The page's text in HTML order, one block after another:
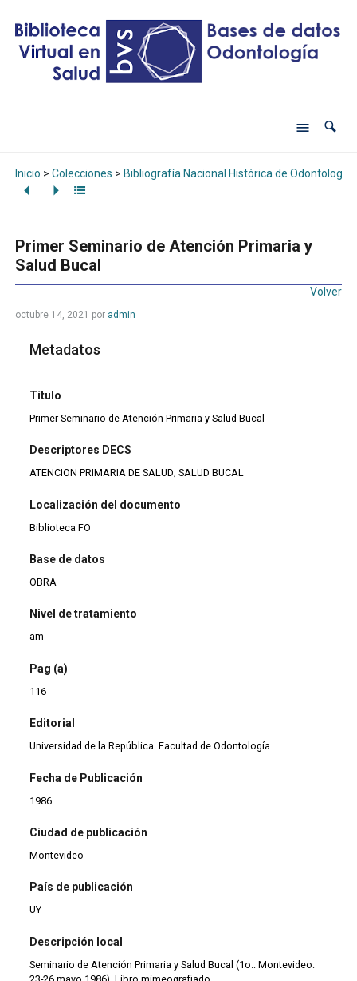
Inicio > Colecciones > Bibliografía Nacional Histórica de Odontología
Primer Seminario de Atención Primaria y
Salud Bucal
Volver
octubre 14, 2021 por admin
Metadatos
Título
Primer Seminario de Atención Primaria y Salud Bucal
Descriptores DECS
ATENCION PRIMARIA DE SALUD; SALUD BUCAL
Localización del documento
Biblioteca FO
Base de datos
OBRA
Nivel de tratamiento
am
Pag (a)
116
Editorial
Universidad de la República. Facultad de Odontología
Fecha de Publicación
1986
Ciudad de publicación
Montevideo
País de publicación
UY
Descripción local
Seminario de Atención Primaria y Salud Bucal (1o.: Montevideo: